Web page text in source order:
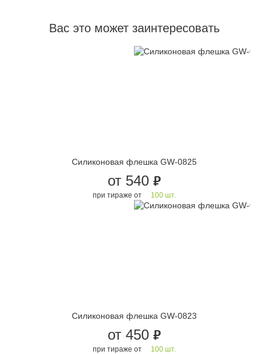
Вас это может заинтересовать
Силиконовая флешка GW-0825
от 540 руб.
при тираже от 100 шт.
Силиконовая флешка GW-0823
от 450 руб.
при тираже от 100 шт.